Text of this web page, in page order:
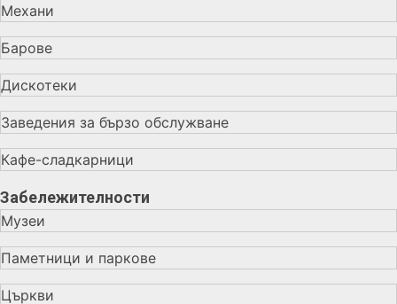
Механи
Барове
Дискотеки
Заведения за бързо обслужване
Кафе-сладкарници
Забележителности
Музеи
Паметници и паркове
Църкви